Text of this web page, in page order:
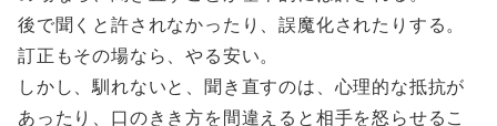
後で聞くと許されなかったり、誤魔化されたりする。
訂正もその場なら、やる安い。
しかし、馴れないと、聞き直すのは、心理的な抵抗が
あったり、口のきき方を間違えると相手を怒らせるこ